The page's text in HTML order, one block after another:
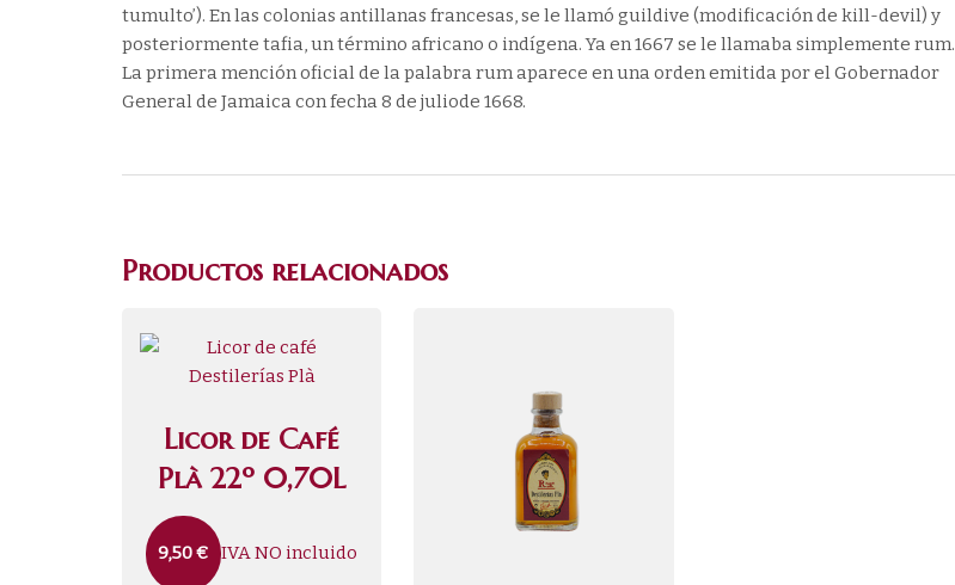
tumulto’). En las colonias antillanas francesas, se le llamó guildive (modificación de kill-devil) y
posteriormente tafia, un término africano o indígena. Ya en 1667 se le llamaba simplemente rum.
La primera mención oficial de la palabra rum aparece en una orden emitida por el Gobernador
General de Jamaica con fecha 8 de juliode 1668.
Productos relacionados
Licor de Café
Plà 22º 0,70L
9,50€ IVA NO incluido